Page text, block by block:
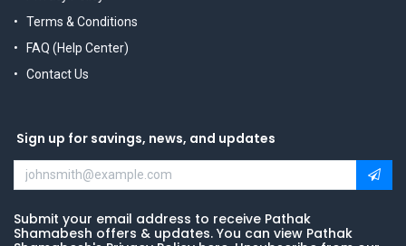
Terms & Conditions
FAQ (Help Center)
Contact Us
Sign up for savings, news, and updates
Submit your email address to receive Pathak
Shamabesh offers & updates. You can view Pathak